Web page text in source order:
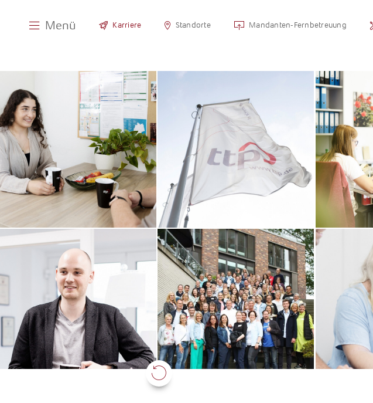
Menü Karriere Standorte Mandanten-Fernbetreuung